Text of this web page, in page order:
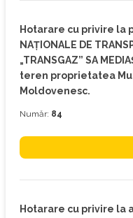
Hotarare cu privire la
NAŢIONALE DE
„TRANSGAZ” SA
teren proprietatea
Moldovenesc.
Număr: 84
Hotarare cu privire la